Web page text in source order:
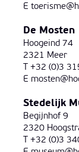
E
De Mosten
Hoogeind 74
2321 Meer
T +32 (0)3
E
Stedelijk
Begijnhof 9
2320
T +32 (0)3